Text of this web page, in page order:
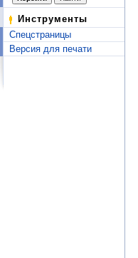
Инструменты
Спецстраницы
Версия для печати